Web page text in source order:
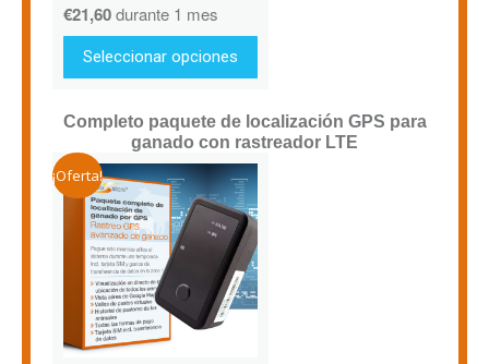
€21,60durante 1 mes
Seleccionar opciones
Completo paquete de localización GPS para
ganado con rastreador LTE
¡Oferta!